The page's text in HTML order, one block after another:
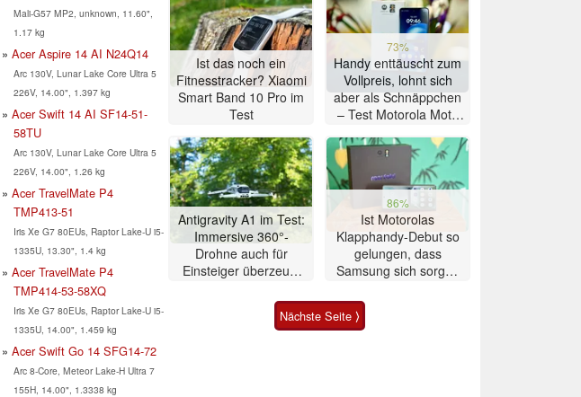
Mali-G57 MP2, unknown, 11.60",
1.17 kg
Acer Aspire 14 AI N24Q14
Arc 130V, Lunar Lake Core Ultra 5
226V, 14.00", 1.397 kg
Acer Swift 14 AI SF14-51-
58TU
Arc 130V, Lunar Lake Core Ultra 5
226V, 14.00", 1.26 kg
Acer TravelMate P4
TMP413-51
Iris Xe G7 80EUs, Raptor Lake-U i5-
1335U, 13.30", 1.4 kg
Acer TravelMate P4
TMP414-53-58XQ
Iris Xe G7 80EUs, Raptor Lake-U i5-
1335U, 14.00", 1.459 kg
Acer Swift Go 14 SFG14-72
Arc 8-Core, Meteor Lake-H Ultra 7
155H, 14.00", 1.3338 kg
Ist das noch ein
Fitnesstracker? Xiaomi
Smart Band 10 Pro im
Test
73%
Handy enttäuscht zum
Vollpreis, lohnt sich
aber als Schnäppchen
– Test Motorola Moto
Antigravity A1 im Test:
Immersive 360°-
Drohne auch für
Einsteiger überzeugt
86%
Ist Motorolas
Klapphandy-Debut so
gelungen, dass
Samsung sich sorgen
Smartphone im Test
Nächste Seite ⟩